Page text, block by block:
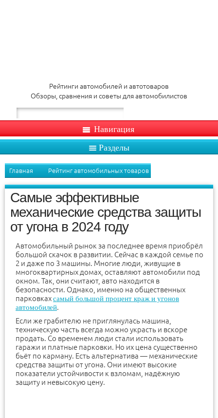
Рейтинги автомобилей и автотоваров
Обзоры, сравнения и советы для автомобилистов
Навигация
Разделы
Главная Рейтинг автомобильных товаров
Самые эффективные
механические средства защиты
от угона в 2024 году
Автомобильный рынок за последнее время приобрёл
большой скачок в развитии. Сейчас в каждой семье по
2 и даже по 3 машины. Многие люди, живущие в
многоквартирных домах, оставляют автомобили под
окном. Так, они считают, авто находится в
безопасности. Однако, именно на общественных
парковкахсамый большой процент краж и угонов
автомобилей.
Если же грабителю не приглянулась машина,
техническую часть всегда можно украсть и вскоре
продать. Со временем люди стали использовать
гаражи и платные парковки. Но их цена существенно
бьёт по карману. Есть альтернатива — механические
средства защиты от угона. Они имеют высокие
показатели устойчивости к взломам, надёжную
защиту и невысокую цену.